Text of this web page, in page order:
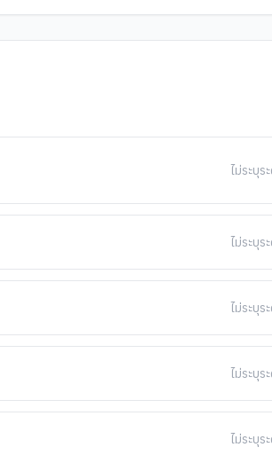
ไม่ระบุร
ไม่ระบุร
ไม่ระบุร
ไม่ระบุร
ไม่ระบุร